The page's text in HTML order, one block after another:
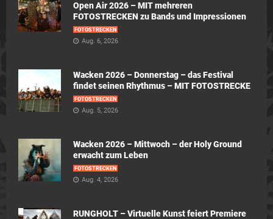
Open Air 2026 – MIT mehreren
FOTOSTRECKEN zu Bands und Impressionen
FOTOSTRECKEN
Aug. 6, 2026
Wacken 2026 – Donnerstag – das Festival
findet seinen Rhythmus – MIT FOTOSTRECKE
FOTOSTRECKEN
Aug. 5, 2026
Wacken 2026 – Mittwoch – der Holy Ground
erwacht zum Leben
FOTOSTRECKEN
Aug. 4, 2026
RUNGHOLT – Virtuelle Kunst feiert Premiere